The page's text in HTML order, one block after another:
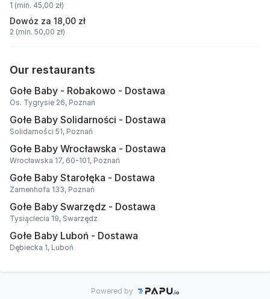
1 (min. 45,00 zł)
Dowóz za 18,00 zł
2 (min. 50,00 zł)
Our restaurants
Gołe Baby - Robakowo - Dostawa
Os. Tygrysie 26, Poznań
Gołe Baby Solidarności - Dostawa
Solidarności 51, Poznań
Gołe Baby Wrocławska - Dostawa
Wrocławska 17, 60-101, Poznań
Gołe Baby Starołęka - Dostawa
Zamenhofa 133, Poznań
Gołe Baby Swarzędz - Dostawa
Tysiąclecia 19, Swarzędz
Gołe Baby Luboń - Dostawa
Dębiecka 1, Luboń
Powered by